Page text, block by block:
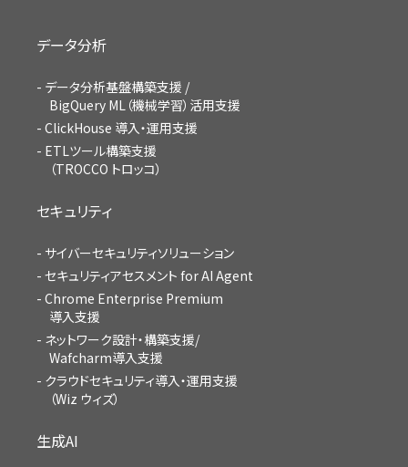
データ分析
データ分析基盤構築支援 /
BigQuery ML（機械学習）活用支援
ClickHouse 導入・運用支援
ETLツール構築支援
（TROCCO トロッコ）
セキュリティ
サイバーセキュリティソリューション
セキュリティアセスメント for AI Agent
Chrome Enterprise Premium
導入支援
ネットワーク設計・構築支援/
Wafcharm導入支援
クラウドセキュリティ導入・運用支援
（Wiz ウィズ）
生成AI